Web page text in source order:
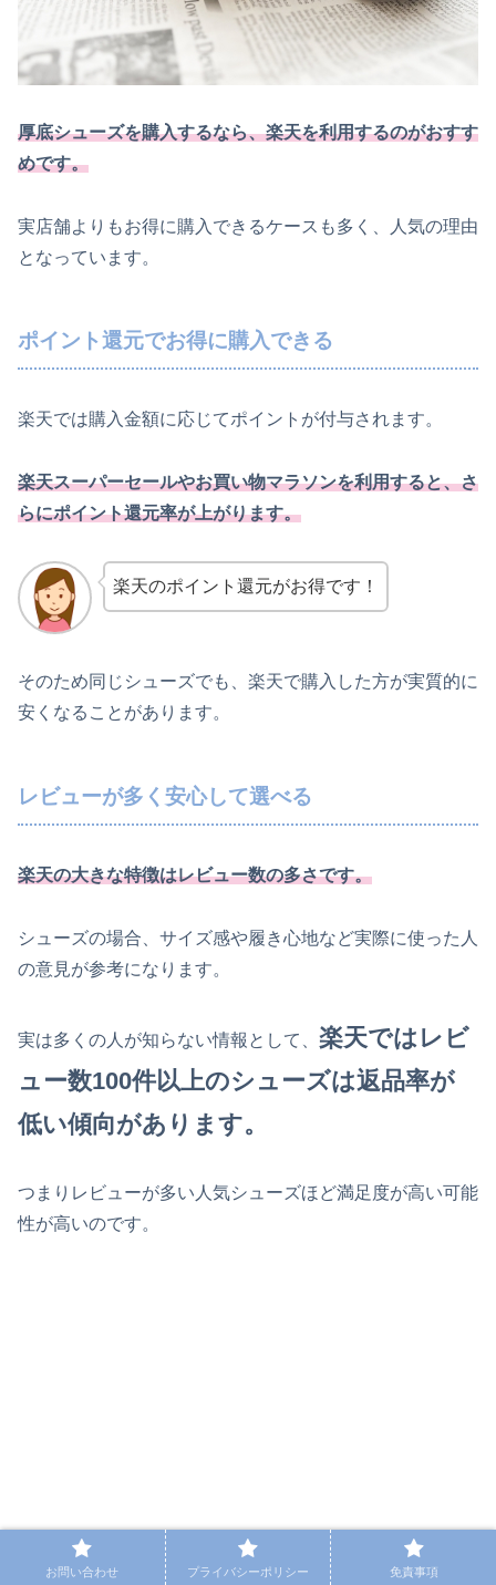
厚底シューズを購入するなら、楽天を利用するのがおすす
めです。
実店舗よりもお得に購入できるケースも多く、人気の理由
となっています。
ポイント還元でお得に購入できる
楽天では購入金額に応じてポイントが付与されます。
楽天スーパーセールやお買い物マラソンを利用すると、さ
らにポイント還元率が上がります。
楽天のポイント還元がお得です！
そのため同じシューズでも、楽天で購入した方が実質的に
安くなることがあります。
レビューが多く安心して選べる
楽天の大きな特徴はレビュー数の多さです。
シューズの場合、サイズ感や履き心地など実際に使った人
の意見が参考になります。
実は多くの人が知らない情報として、 楽天ではレビ
ュー数100件以上のシューズは返品率が
低い傾向があります。
つまりレビューが多い人気シューズほど満足度が高い可能
性が高いのです。
お問い合わせ プライバシーポリシー 免責事項